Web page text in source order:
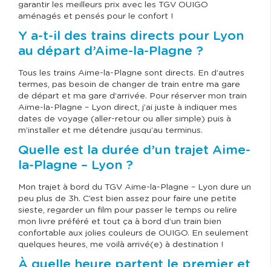
garantir les meilleurs prix avec les TGV OUIGO
aménagés et pensés pour le confort !
Y a-t-il des trains directs pour Lyon
au départ d’Aime-la-Plagne ?
Tous les trains Aime-la-Plagne sont directs. En d’autres
termes, pas besoin de changer de train entre ma gare
de départ et ma gare d’arrivée. Pour réserver mon train
Aime-la-Plagne – Lyon direct, j’ai juste à indiquer mes
dates de voyage (aller-retour ou aller simple) puis à
m’installer et me détendre jusqu’au terminus.
Quelle est la durée d’un trajet Aime-
la-Plagne – Lyon ?
Mon trajet à bord du TGV Aime-la-Plagne – Lyon dure un
peu plus de 3h. C’est bien assez pour faire une petite
sieste, regarder un film pour passer le temps ou relire
mon livre préféré et tout ça à bord d’un train bien
confortable aux jolies couleurs de OUIGO. En seulement
quelques heures, me voilà arrivé(e) à destination !
À quelle heure partent le premier et